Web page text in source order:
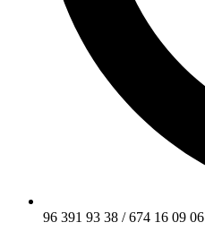
96 391 93 38 / 674 16 09 06